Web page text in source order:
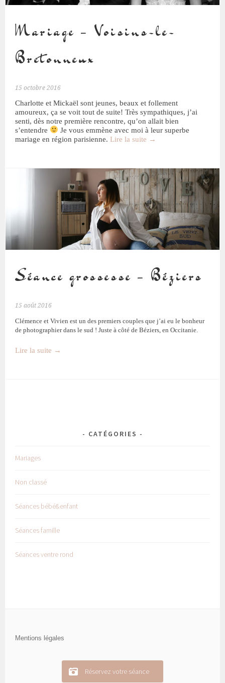
Mariage – Voisins-le-
Bretonneux
15 octobre 2016
Charlotte et Mickaël sont jeunes, beaux et follement
amoureux, ça se voit tout de suite! Très sympathiques, j’ai
senti, dès notre première rencontre, qu’on allait bien
s’entendre
Je vous emmène avec moi à leur superbe
mariage en région parisienne.Lire la suite →
Séance grossesse – Béziers
15 août 2016
Clémence et Vivien est un des premiers couples que j’ai eu le bonheur
de photographier dans le sud ! Juste à côté de Béziers, en Occitanie.
Lire la suite →
CATÉGORIES
Mariages
Non classé
Séances bébé&enfant
Séances famille
Séances ventre rond
Mentions légales
Réservez votre séance